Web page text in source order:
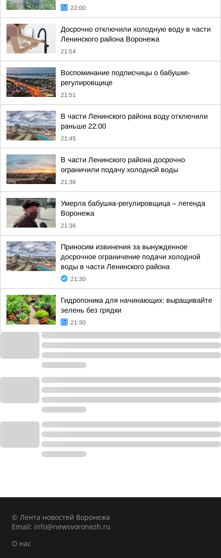
22:00
Досрочно отключили холодную воду в части
Ленинского района Воронежа
21:54
Воспоминание подписчицы о бабушке-
регулировщице
21:51
В части Ленинского района воду отключили
раньше 22:00
21:45
В части Ленинского района досрочно
ограничили подачу холодной воды
21:36
Умерла бабушка-регулировщица – легенда
Воронежа
21:36
Приносим извинения за вынужденное
досрочное ограничение подачи холодной
воды в части Ленинского района
21:30
Гидропоника для начинающих: выращивайте
зелень без грядки
21:30
© Лента новостей Воронежа
Email: info@newsvoronezh.ru
О нас